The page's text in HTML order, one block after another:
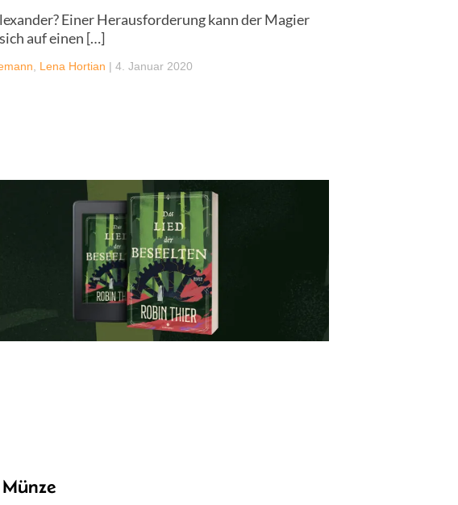
Einer Herausforderung kann der Magier
auf einen […]
Lena Hortian | 4. Januar 2020